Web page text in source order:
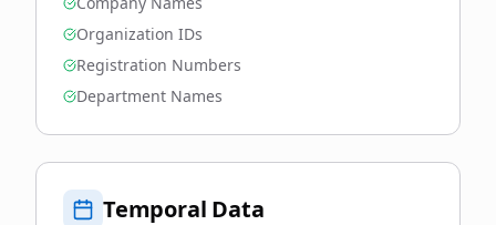
Organization IDs
Registration Numbers
Department Names
Temporal Data